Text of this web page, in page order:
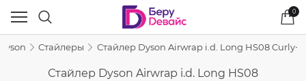
0
Стайлеры Стайлер Dyson Airwrap i.d. Long HS08
Стайлер Dyson Airwrap i.d. Long HS08